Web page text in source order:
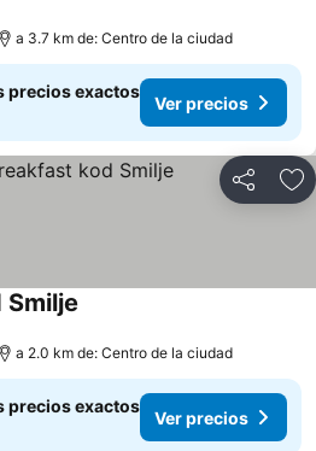
a 3.7 km de: Centro de la ciudad
precios exactos
Ver precios
Compartir
Smilje
a 2.0 km de: Centro de la ciudad
precios exactos
Ver precios